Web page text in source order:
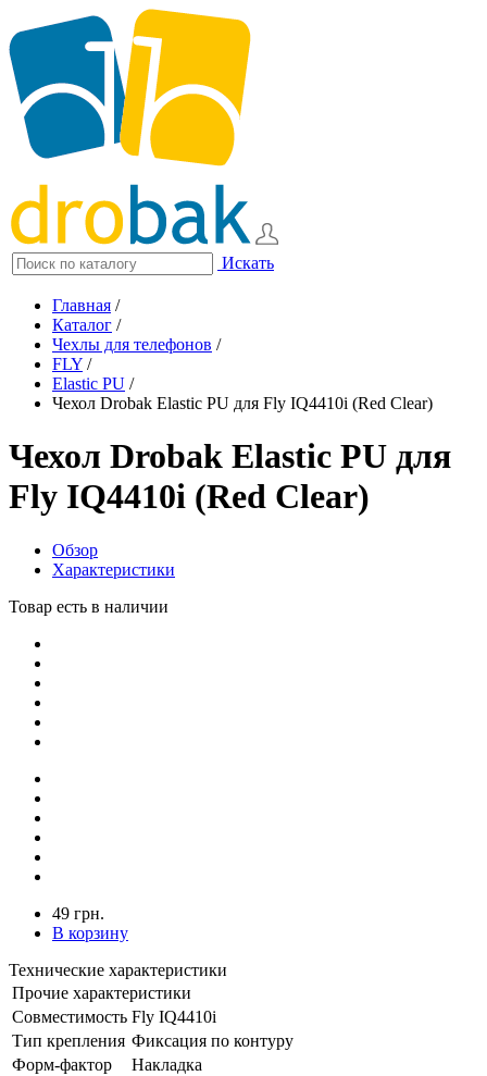
Искать
Главная /
Каталог /
Чехлы для телефонов /
FLY /
Elastic PU /
Чехол Drobak Elastic PU для Fly IQ4410i (Red Clear)
Чехол Drobak Elastic PU для
Fly IQ4410i (Red Clear)
Обзор
Характеристики
Товар есть в наличии
49 грн.
В корзину
Технические характеристики
Прочие характеристики
Совместимость Fly IQ4410i
Тип крепления Фиксация по контуру
Форм-фактор
Накладка